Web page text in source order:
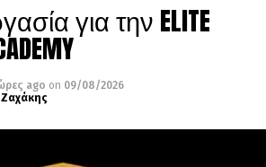
για την ELITE
ago on 09/08/2026